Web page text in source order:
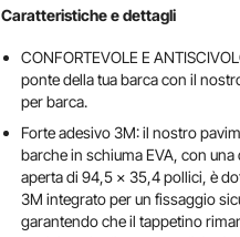
Caratteristiche e dettagli
CONFORTEVOLE E
ponte della tua barca con il
per barca.
Forte adesivo 3M: il nostro
barche in schiuma EVA, con
aperta di 94,5 x 35,4 pollici, è
3M integrato per un fissaggio
garantendo che il tappetino